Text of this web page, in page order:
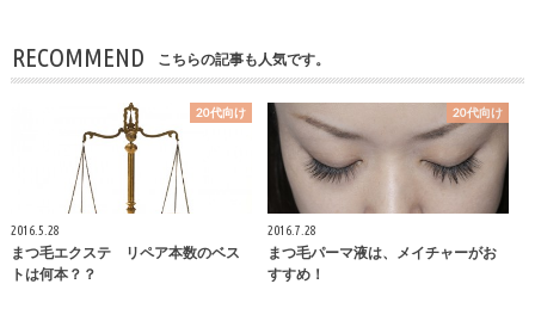
RECOMMEND こちらの記事も人気です。
20代向け
2016.5.28
まつ毛エクステ リペア本数のベス
トは何本？？
20代向け
2016.7.28
まつ毛パーマ液は、メイチャーがお
すすめ！